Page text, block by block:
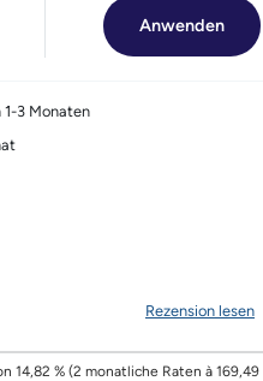
Anwenden
3 Monaten
Rezension lesen
% (2 monatliche Raten à 169,49